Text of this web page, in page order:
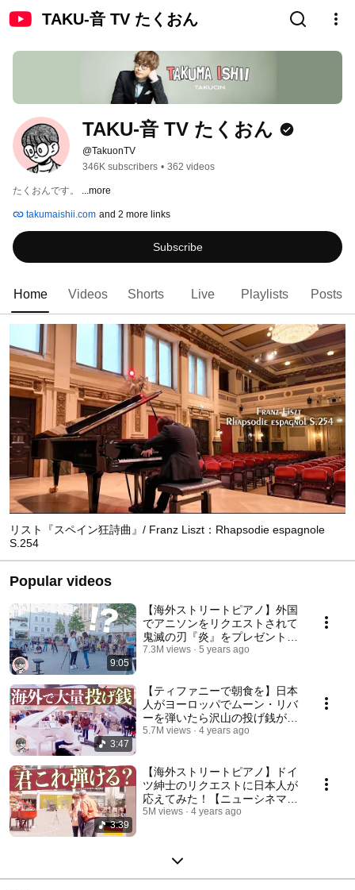
TAKU-音 TV たくおん
TAKU-音 TV たくおん
@TakuonTV
346K subscribers • 362 videos
たくおんです。 ...more
takumaishii.com and 2 more links
Subscribe
Home Videos Shorts Live Playlists Posts
リスト『スペイン狂詩曲』/ Franz Liszt：Rhapsodie espagnole
S.254
Popular videos
9:05
【海外ストリートピアノ】外国
でアニソンをリクエストされて
鬼滅の刃『炎』をプレゼント！
『紅蓮華』も弾いてみた！
7.3M views 5 years ago
3:47
【ティファニーで朝食を】日本
人がヨーロッパでムーン・リバ
ーを弾いたら沢山の投げ銭が！
【海外ストリートピアノ】
5.7M views 4 years ago
3:39
【海外ストリートピアノ】ドイ
ツ紳士のリクエストに日本人が
応えてみた！【ニューシネマパ
ラダイス】
5M views 4 years ago